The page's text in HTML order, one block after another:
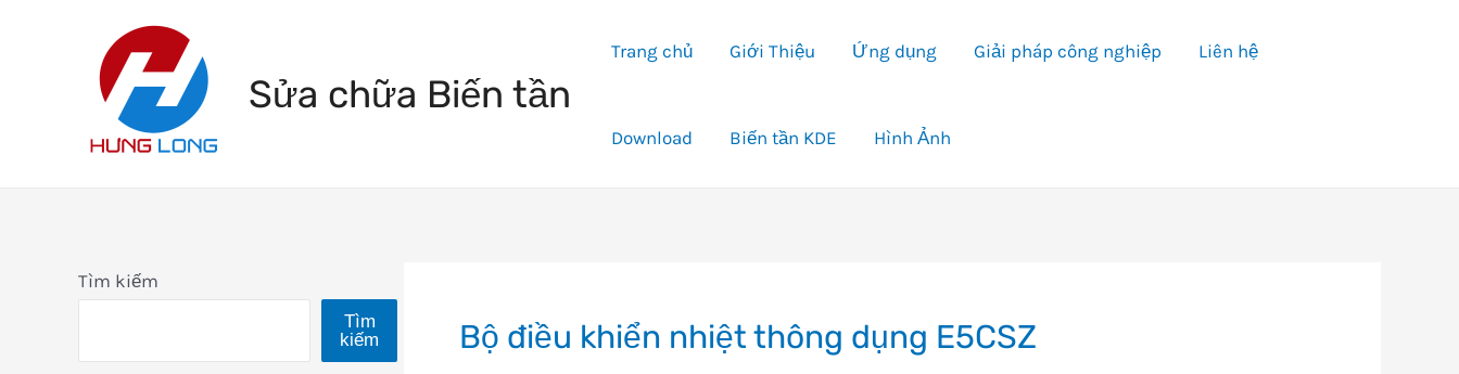
Sửa chữa Biến tần
Trang chủ Giới Thiệu Ứng dụng Giải pháp công nghiệp Liên hệ
Download Biến tần KDE Hình Ảnh
Tìm kiếm
Tìm
kiếm
Bộ điều khiển nhiệt thông dụng E5CSZ